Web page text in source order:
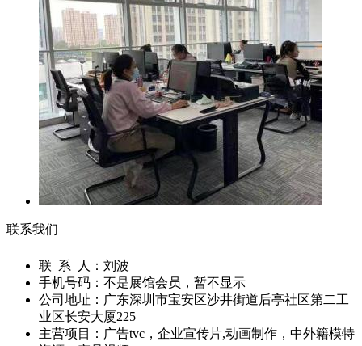
联系我们
联 系 人： 刘波
手机号码： 不是展馆会员，暂不显示
公司地址： 广东深圳市宝安区沙井街道后亭社区第二工
业区长安大厦225
主营项目： 广告tvc，企业宣传片,动画制作，中外籍模特